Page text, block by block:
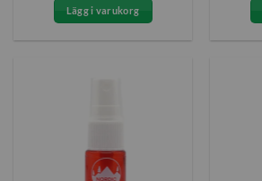
priset
var:
237 kr.
priset
168 kr.
Lägg i varukorg